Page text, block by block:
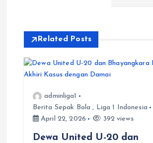
v
Related Posts
adminliga1
Berita Sepak Bola , Liga 1 Indonesia
April 22, 2026
392 views
Dewa United U-20 dan